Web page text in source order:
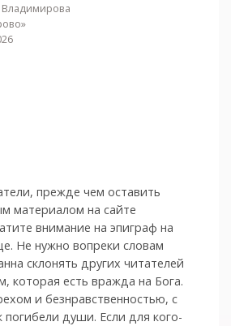
Владимирова
прежде чем оставить
материалом на сайте
внимание на эпиграф на
Не нужно вопреки словам
склонять других читателей
которая есть вражда на Бога.
и без­нрав­ствен­ностью, с
погибели души. Если для кого-